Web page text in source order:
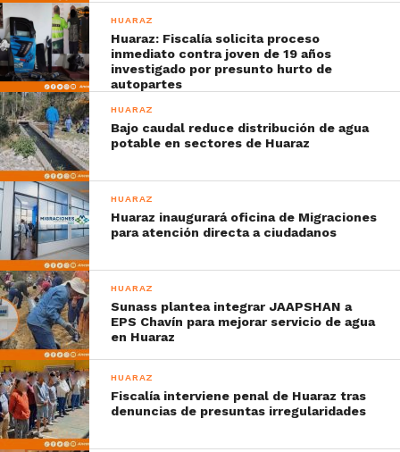
HUARAZ
Huaraz: Fiscalía solicita proceso
inmediato contra joven de 19 años
investigado por presunto hurto de
autopartes
HUARAZ
Bajo caudal reduce distribución de agua
potable en sectores de Huaraz
HUARAZ
Huaraz inaugurará oficina de Migraciones
para atención directa a ciudadanos
HUARAZ
Sunass plantea integrar JAAPSHAN a
EPS Chavín para mejorar servicio de agua
en Huaraz
HUARAZ
Fiscalía interviene penal de Huaraz tras
denuncias de presuntas irregularidades